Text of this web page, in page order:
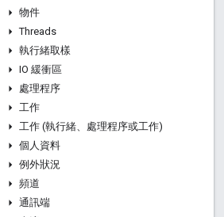
物件
Threads
執行緒取樣
IO 緩衝區
處理程序
工作
工作 (執行緒、處理程序或工作)
個人資料
例外狀況
頻道
通訊端